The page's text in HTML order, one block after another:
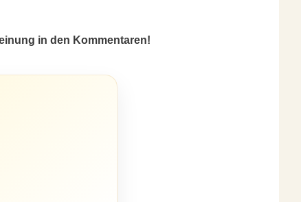
in den Kommentaren!